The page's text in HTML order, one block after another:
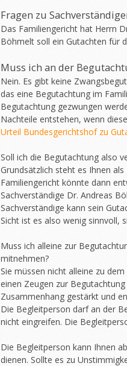
Fragen zu
Das Familiengericht hat Herrn
Böhmelt soll ein Gutachten für
Muss ich an der
Nein. Es gibt keine
das eine Begutachtung im
Begutachtung gezwungen
Nachteile entstehen, wenn
Urteil Bundesgerichtshof zu
Soll ich die Begutachtung also
Grundsätzlich steht es Ihnen
Familiengericht könnte dann
Sachverständige Dr. Andreas
Sachverständige kann sein
Sicht ist es also wenig sinnvoll,
Muss ich alleine zur
mitnehmen?
Sie müssen nicht alleine zu
einen Zeugen zur
Zusammenhang gestärkt und
Die Begleitperson darf an der
nicht eingreifen. Die
Die Begleitperson kann Ihnen
dienen. Sollte es zu